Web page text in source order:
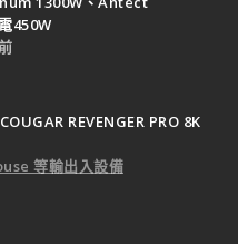
450W
REVENGER PRO 8K
等輸出入設備